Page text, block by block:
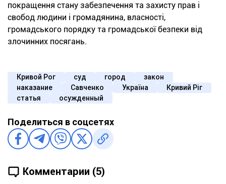
покращення стану забезпечення та захисту прав і
свобод людини і громадянина, власності,
громадського порядку та громадської безпеки від
злочинних посягань.
Кривой Рог суд город
закон
наказание
Савченко Україна
Кривий Ріг
статья
осужденный
Поделиться в соцсетях
Комментарии (5)